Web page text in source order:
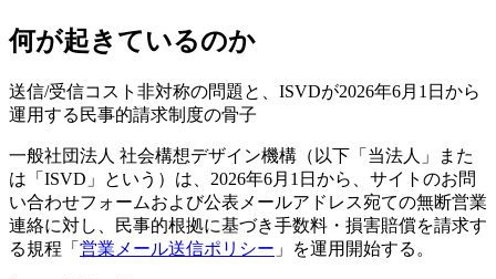
何が起きているのか
送信/受信コスト非対称の問題と、ISVDが2026年6月1日から
運用する民事的請求制度の骨子
一般社団法人 社会構想デザイン機構（以下「当法人」また
は「ISVD」という）は、2026年6月1日から、サイトのお問
い合わせフォームおよび公表メールアドレス宛ての無断営業
連絡に対し、民事的根拠に基づき手数料・損害賠償を請求す
る規程「 営業メール送信ポリシー 」を運用開始する。